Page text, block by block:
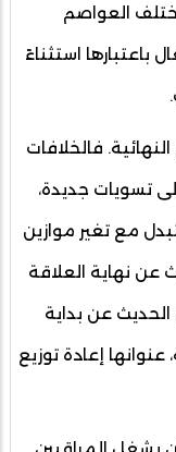
العواصم
باعتبارها استثناءً
فالخلافات
تسويات جديدة،
مع تغير موازين
عن نهاية العلاقة
عن بداية
إعادة توزيع